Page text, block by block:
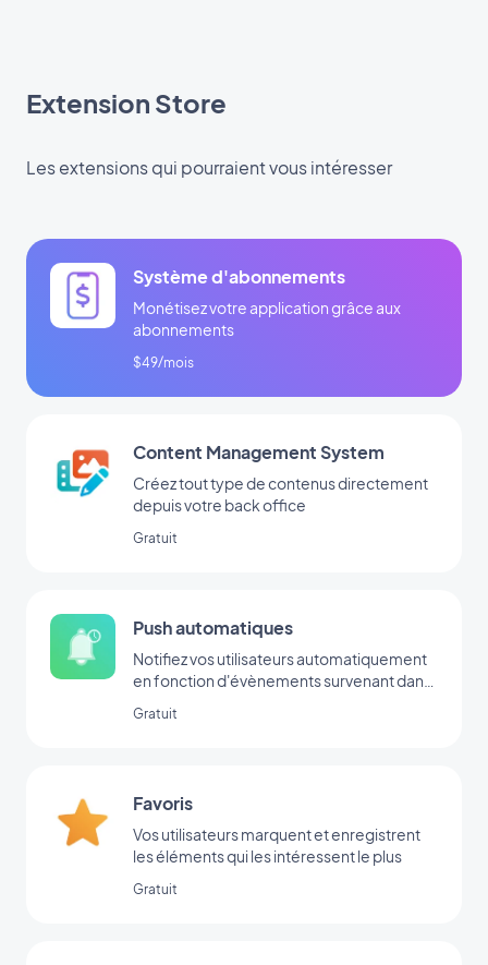
Extension Store
Les extensions qui pourraient vous intéresser
Système d'abonnements
Monétisez votre application grâce aux
abonnements
$49/mois
Content Management System
Créez tout type de contenus directement
depuis votre back office
Gratuit
Push automatiques
Notifiez vos utilisateurs automatiquement
en fonction d'évènements survenant dans
Gratuit
Favoris
Vos utilisateurs marquent et enregistrent
les éléments qui les intéressent le plus
Gratuit